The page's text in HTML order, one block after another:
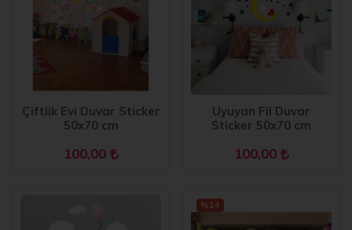
Çiftlik Evi Duvar Sticker
50x70 cm
100,00
Uyuyan Fil Duvar
Sticker 50x70 cm
100,00
%14